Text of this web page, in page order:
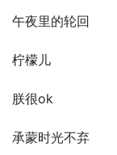
午夜里的轮回
柠檬儿
朕很ok
承蒙时光不弃